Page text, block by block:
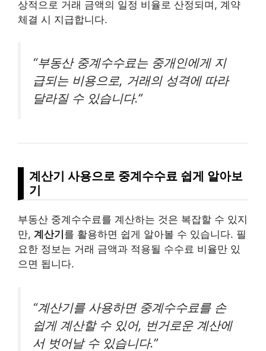
상적으로 거래 금액의 일정 비율로 산정되며, 계약
체결 시 지급합니다.
“부동산 중계수수료는 중개인에게 지
급되는 비용으로, 거래의 성격에 따라
달라질 수 있습니다.”
계산기 사용으로 중계수수료 쉽게 알아보
기
부동산 중계수수료를 계산하는 것은 복잡할 수 있지
만, 계산기 를 활용하면 쉽게 알아볼 수 있습니다. 필
요한 정보는 거래 금액과 적용될 수수료 비율만 있
으면 됩니다.
“계산기를 사용하면 중계수수료를 손
쉽게 계산할 수 있어, 번거로운 계산에
서 벗어날 수 있습니다.”